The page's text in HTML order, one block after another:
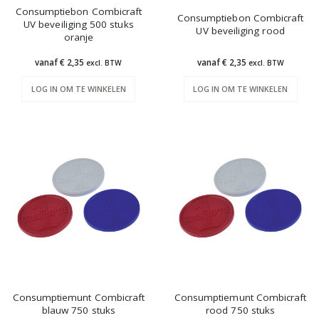
Consumptiebon Combicraft
UV beveiliging 500 stuks
oranje
vanaf € 2,35excl. BTW
LOG IN OM TE WINKELEN
Consumptiebon Combicraft
UV beveiliging rood
vanaf € 2,35 excl. BTW
LOG IN OM TE WINKELEN
Consumptiemunt Combicraft
blauw 750 stuks
Consumptiemunt Combicraft
rood 750 stuks